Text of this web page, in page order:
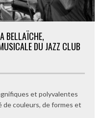
BELLAÏCHE,
DU JAZZ CLUB
et polyvalentes
couleurs, de formes et